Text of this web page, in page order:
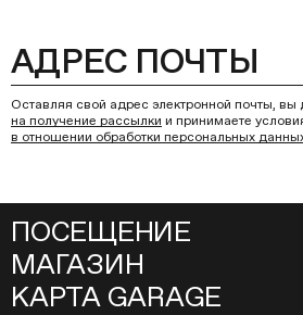
Оставляя свой адрес электронной почты, вы
на получение рассылки и принимаете
в отношении обработки персональных
ПОСЕЩЕНИЕ
МАГАЗИН
КАРТА GARAGE